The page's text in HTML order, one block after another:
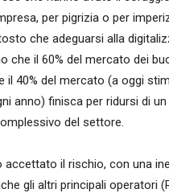
per pigrizia o per
che adeguarsi alla
che il 60% del mercato dei
il 40% del mercato (a oggi
anno) finisca per ridursi di
del settore.
accettato il rischio, con una
gli altri principali operatori